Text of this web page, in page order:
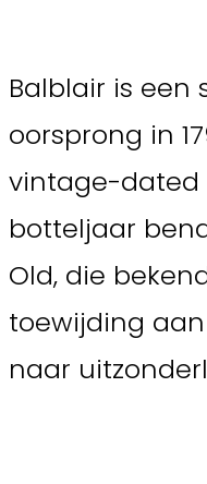
Balblair is een
oorsprong in
vintage-dated
botteljaar
Old, die
toewijding
naar